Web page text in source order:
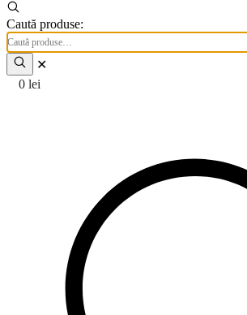
Caută produse:
✕
0 lei